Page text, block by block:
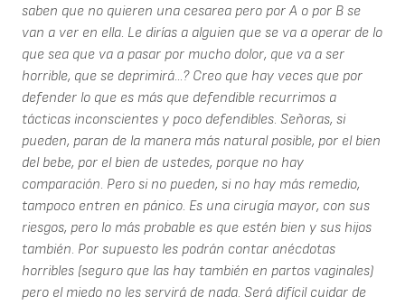
saben que no quieren una cesarea pero por A o por B se
van a ver en ella. Le dirías a alguien que se va a operar de lo
que sea que va a pasar por mucho dolor, que va a ser
horrible, que se deprimirá...? Creo que hay veces que por
defender lo que es más que defendible recurrimos a
tácticas inconscientes y poco defendibles. Señoras, si
pueden, paran de la manera más natural posible, por el bien
del bebe, por el bien de ustedes, porque no hay
comparación. Pero si no pueden, si no hay más remedio,
tampoco entren en pánico. Es una cirugía mayor, con sus
riesgos, pero lo más probable es que estén bien y sus hijos
también. Por supuesto les podrán contar anécdotas
horribles (seguro que las hay también en partos vaginales)
pero el miedo no les servirá de nada. Será difícil cuidar de